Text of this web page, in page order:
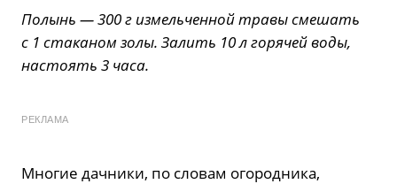
Полынь — 300 г измельченной травы смешать
с 1 стаканом золы. Залить 10 л горячей воды,
настоять 3 часа.
РЕКЛАМА
Многие дачники, по словам огородника,